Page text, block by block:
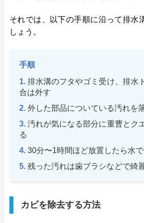
それでは、以下の手順に沿って排水
しょう。
手順
排水溝のフタやゴミ受け、排水
合は外す
外した部品についている汚れを
汚れが気になる部分に重曹とク
る
30分〜1時間ほど放置したら水
残った汚れは歯ブラシなどで綺
カビを除去する方法